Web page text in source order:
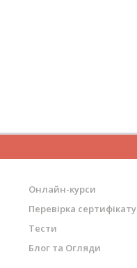
Онлайн-курси
Перевірка сертифікату
Тести
Блог та Огляди